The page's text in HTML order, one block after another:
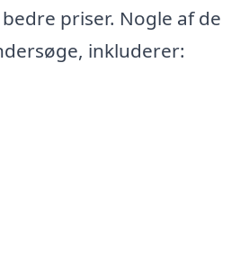
priser. Nogle af de
inkluderer: